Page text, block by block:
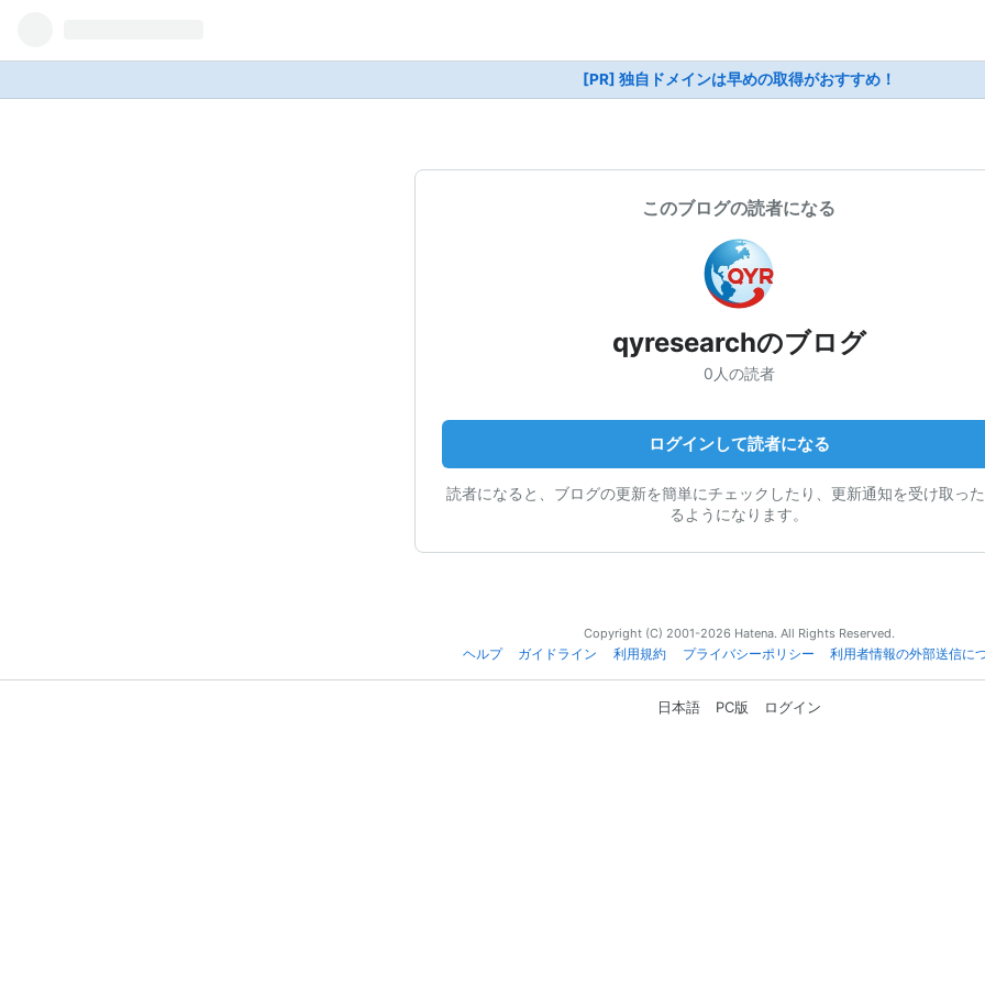
[PR] 独自ドメインは早めの取得がおすすめ！
このブログの読者になる
qyresearchのブログ
0人の読者
ログインして読者になる
読者になると、ブログの更新を簡単にチェックしたり、更新通知を受け取っ
るようになります。
Copyright (C) 2001-2026 Hatena. All Rights Reserved.
ヘルプ
ガイドライン 利用規約 プライバシーポリシー 利用者情報の外部送信に
日本語 PC版 ログイン